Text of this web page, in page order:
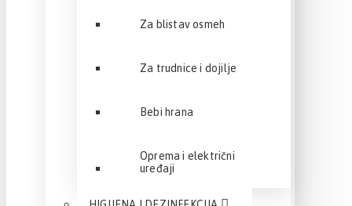
Za blistav osmeh
Za trudnice i dojilje
Bebi hrana
Oprema i električni
uređaji